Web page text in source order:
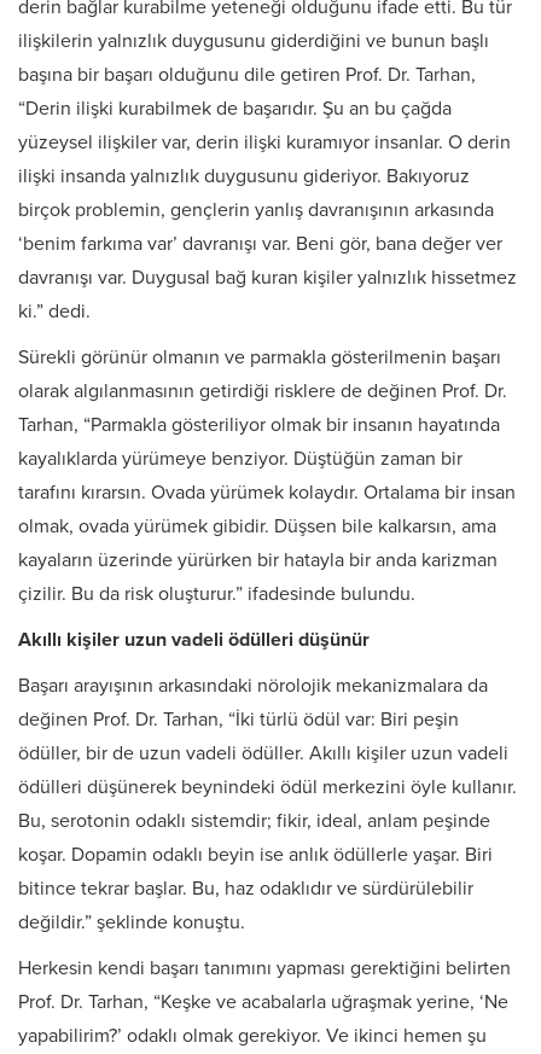
derin bağlar kurabilme yeteneği olduğunu ifade etti. Bu tür
ilişkilerin yalnızlık duygusunu giderdiğini ve bunun başlı
başına bir başarı olduğunu dile getiren Prof. Dr. Tarhan,
“Derin ilişki kurabilmek de başarıdır. Şu an bu çağda
yüzeysel ilişkiler var, derin ilişki kuramıyor insanlar. O derin
ilişki insanda yalnızlık duygusunu gideriyor. Bakıyoruz
birçok problemin, gençlerin yanlış davranışının arkasında
‘benim farkıma var’ davranışı var. Beni gör, bana değer ver
davranışı var. Duygusal bağ kuran kişiler yalnızlık hissetmez
ki.” dedi.
Sürekli görünür olmanın ve parmakla gösterilmenin başarı
olarak algılanmasının getirdiği risklere de değinen Prof. Dr.
Tarhan, “Parmakla gösteriliyor olmak bir insanın hayatında
kayalıklarda yürümeye benziyor. Düştüğün zaman bir
tarafını kırarsın. Ovada yürümek kolaydır. Ortalama bir insan
olmak, ovada yürümek gibidir. Düşsen bile kalkarsın, ama
kayaların üzerinde yürürken bir hatayla bir anda karizman
çizilir. Bu da risk oluşturur.” ifadesinde bulundu.
Akıllı kişiler uzun vadeli ödülleri düşünür
Başarı arayışının arkasındaki nörolojik mekanizmalara da
değinen Prof. Dr. Tarhan, “İki türlü ödül var: Biri peşin
ödüller, bir de uzun vadeli ödüller. Akıllı kişiler uzun vadeli
ödülleri düşünerek beynindeki ödül merkezini öyle kullanır.
Bu, serotonin odaklı sistemdir; fikir, ideal, anlam peşinde
koşar. Dopamin odaklı beyin ise anlık ödüllerle yaşar. Biri
bitince tekrar başlar. Bu, haz odaklıdır ve sürdürülebilir
değildir.” şeklinde konuştu.
Herkesin kendi başarı tanımını yapması gerektiğini belirten
Prof. Dr. Tarhan, “Keşke ve acabalarla uğraşmak yerine, ‘Ne
yapabilirim?’ odaklı olmak gerekiyor. Ve ikinci hemen şu